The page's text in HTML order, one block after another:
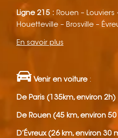
Ligne 215 : Rouen – Louviers
Houetteville – Brosville –
En savoir plus
Venir en voiture:
De Paris (135km, environ 2h)
De Rouen (45 km, environ
D’Évreux (26 km, environ 30